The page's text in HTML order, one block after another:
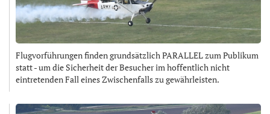
Flugvorführungen finden grundsätzlich PARALLEL zum Publikum
statt - um die Sicherheit der Besucher im hoffentlich nicht
eintretenden Fall eines Zwischenfalls zu gewährleisten.